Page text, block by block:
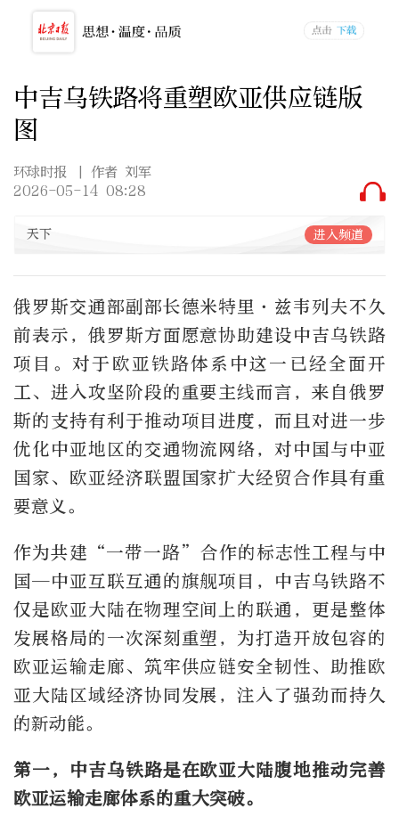
中吉乌铁路将重塑欧亚供应链版
图
环球时报
| 作者 刘军
2026-05-14 08:28
天下 进入频道
俄罗斯交通部副部长德米特里·兹韦列夫不久
前表示，俄罗斯方面愿意协助建设中吉乌铁路
项目。对于欧亚铁路体系中这一已经全面开
工、进入攻坚阶段的重要主线而言，来自俄罗
斯的支持有利于推动项目进度，而且对进一步
优化中亚地区的交通物流网络，对中国与中亚
国家、欧亚经济联盟国家扩大经贸合作具有重
要意义。
作为共建“一带一路”合作的标志性工程与中
国—中亚互联互通的旗舰项目，中吉乌铁路不
仅是欧亚大陆在物理空间上的联通，更是整体
发展格局的一次深刻重塑，为打造开放包容的
欧亚运输走廊、筑牢供应链安全韧性、助推欧
亚大陆区域经济协同发展，注入了强劲而持久
的新动能。
第一，中吉乌铁路是在欧亚大陆腹地推动完善
欧亚运输走廊体系的重大突破。